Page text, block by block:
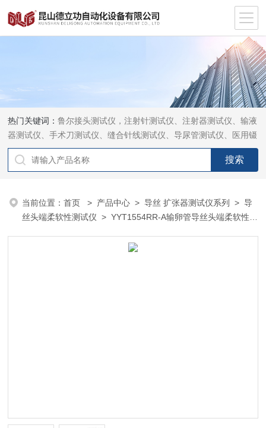
热门关键词：鲁尔接头测试仪，注射针测试仪、注射器测试仪、输液
器测试仪、手术刀测试仪、缝合针线测试仪、导尿管测试仪、医用镊
钳测试仪、导引管导丝测试仪、针灸针测试仪、留置针测试仪
当前位置：首页 > 产品中心 >导丝 扩张器测试仪系列 >导
丝头端柔软性测试仪 > YYT1554RR-A输卵管导丝头端柔软性测